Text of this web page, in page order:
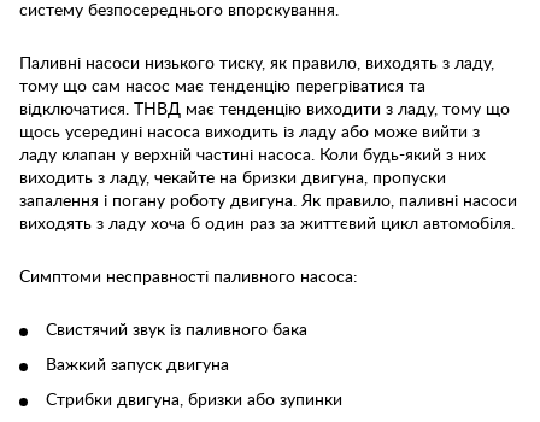
систему безпосереднього впорскування.
Паливні насоси низького тиску, як правило, виходять з ладу,
тому що сам насос має тенденцію перегріватися та
відключатися. ТНВД має тенденцію виходити з ладу, тому що
щось усередині насоса виходить із ладу або може вийти з
ладу клапан у верхній частині насоса. Коли будь-який з них
виходить з ладу, чекайте на бризки двигуна, пропуски
запалення і погану роботу двигуна. Як правило, паливні насоси
виходять з ладу хоча б один раз за життєвий цикл автомобіля.
Симптоми несправності паливного насоса:
Свистячий звук із паливного бака
Важкий запуск двигуна
Стрибки двигуна, бризки або зупинки